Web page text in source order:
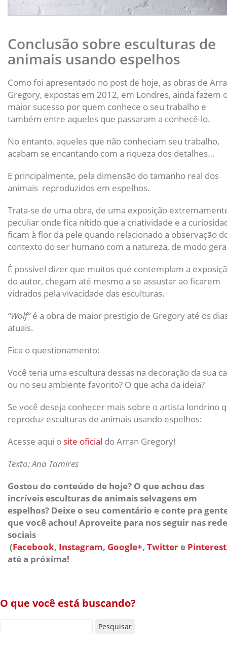
O que você está buscando?
Conclusão sobre esculturas de
animais usando espelhos
Como foi apresentado no post de hoje, as obras de
Gregory, expostas em 2012, em Londres, ainda fazem
maior sucesso por quem conhece o seu trabalho e
também entre aqueles que passaram a conhecê-lo.
No entanto, aqueles que não conheciam seu trabalho,
acabam se encantando com a riqueza dos detalhes…
E principalmente, pela dimensão do tamanho real dos
animais reproduzidos em espelhos.
Trata-se de uma obra, de uma exposição
peculiar onde fica nítido que a criatividade e a
ficam à flor da pele quando relacionado a observação
contexto do ser humano com a natureza, de modo
É possível dizer que muitos que contemplam a
do autor, chegam até mesmo a se assustar ao ficarem
vidrados pela vivacidade das esculturas.
“Wolf”é a obra de maior prestigio de Gregory até os
atuais.
Fica o questionamento:
Você teria uma escultura dessas na decoração da sua
ou no seu ambiente favorito? O que acha da ideia?
Se você deseja conhecer mais sobre o artista londrino
reproduz esculturas de animais usando espelhos:
Acesse aqui o site oficial do Arran Gregory!
Texto: Ana Tamires
Gostou do conteúdo de hoje? O que achou das
incríveis esculturas de animais selvagens em
espelhos? Deixe o seu comentário e conte pra
que você achou! Aproveite para nos seguir nas
sociais
(Facebook, Instagram, Google+, Twittere Pinterest
até a próxima!